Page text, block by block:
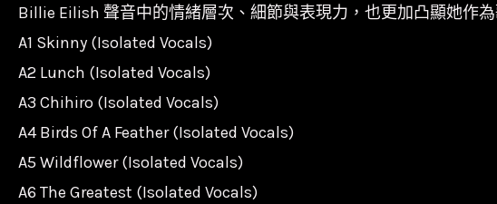
Billie Eilish 聲音中的情緒層次、細節與表現力，也更加凸顯她作為
A1 Skinny (Isolated Vocals)
A2 Lunch (Isolated Vocals)
A3 Chihiro (Isolated Vocals)
A4 Birds Of A Feather (Isolated Vocals)
A5 Wildflower (Isolated Vocals)
A6 The Greatest (Isolated Vocals)